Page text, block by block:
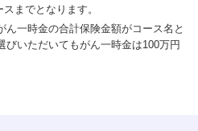
までとなります。
一時金の合計保険金額がコース名と
びいただいてもがん一時金は100万円